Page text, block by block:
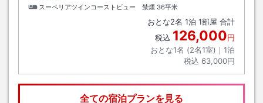
スーペリアツインコーストビュー 禁煙 36平米
おとな2名 1泊 1部屋 合計
税込 126,000円
おとな1名 (2名1室)｜ 1泊
税込 63,000円
全ての宿泊プランを見る